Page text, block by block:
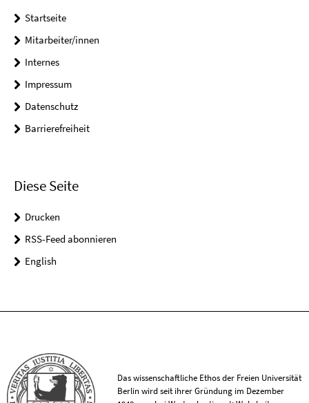
Startseite
Mitarbeiter/innen
Internes
Impressum
Datenschutz
Barrierefreiheit
Diese Seite
Drucken
RSS-Feed abonnieren
English
Das wissenschaftliche Ethos der Freien Universität
Berlin wird seit ihrer Gründung im Dezember